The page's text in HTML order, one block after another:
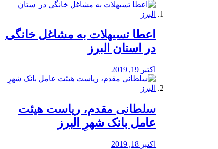
️اعطا تسیهلات به مشاغل خانگی
در استان البرز
اکتبر 19, 2019
سلطانی مقدم، ریاست هیئت
عامل بانک شهرِ البرز
اکتبر 18, 2019